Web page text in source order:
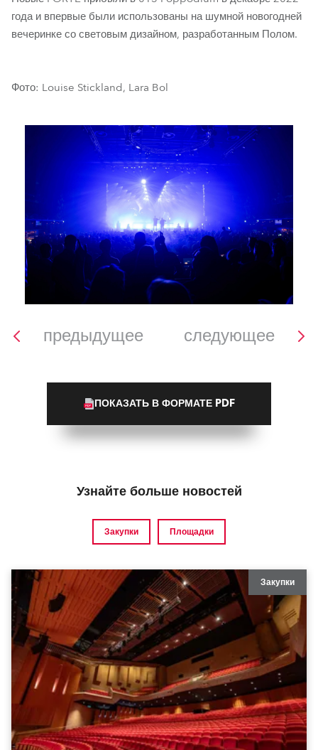
года и впервые были использованы на шумной новогодней
вечеринке со световым дизайном, разработанным Полом.
Фото: Louise Stickland, Lara Bol
предыдущее следующее
ПОКАЗАТЬ В ФОРМАТЕ PDF
Узнайте больше новостей
Закупки Площадки
Закупки